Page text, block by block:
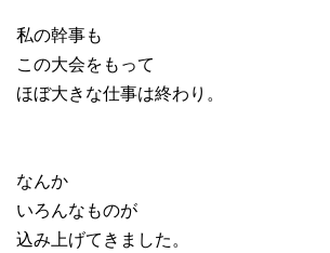
私の幹事も
この大会をもって
ほぼ大きな仕事は終わり。
なんか
いろんなものが
込み上げてきました。